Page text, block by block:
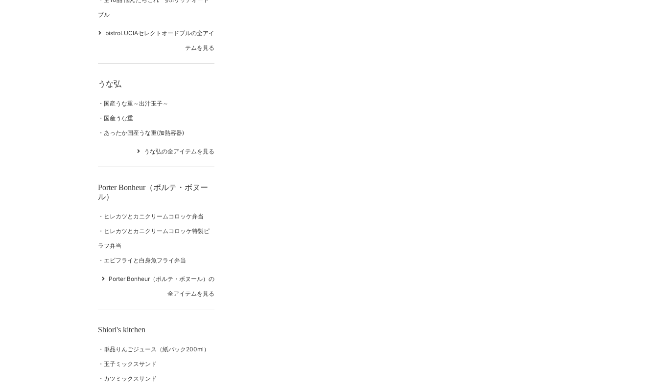
ブル
bistroLUCIAセレクトオードブルの全アイ
テムを見る
うな弘
国産うな重～出汁玉子～
国産うな重
あったか国産うな重(加熱容器)
うな弘の全アイテムを見る
Porter Bonheur（ポルテ・ボヌー
ル）
ヒレカツとカニクリームコロッケ弁当
ヒレカツとカニクリームコロッケ特製ピ
ラフ弁当
エビフライと白身魚フライ弁当
Porter Bonheur（ポルテ・ボヌール）の
全アイテムを見る
Shiori's kitchen
単品りんごジュース（紙パック200ml）
玉子ミックスサンド
カツミックスサンド